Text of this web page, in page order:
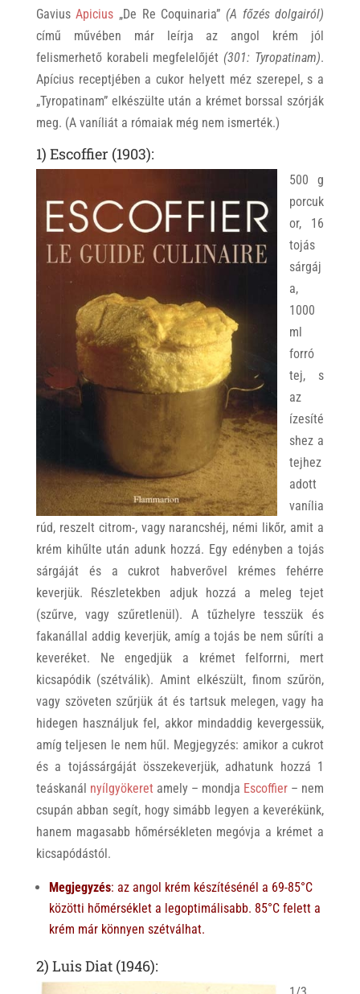
GaviusApicius „De Re Coquinaria” (A főzés dolgairól)
című művében már leírja az angol krém jól
felismerhető korabeli megfelelőjét (301: Tyropatinam).
Apícius receptjében a cukor helyett méz szerepel, s a
„Tyropatinam” elkészülte után a krémet borssal szórják
meg. (A vaníliát a rómaiak még nem ismerték.)
1) Escoffier (1903):
500 g
porcuk
or, 16
tojás
sárgáj
a,
1000
ml
forró
tej, s
az
ízesíté
shez a
tejhez
adott
vanília
rúd, reszelt citrom-, vagy narancshéj, némi likőr, amit a
krém kihűlte után adunk hozzá. Egy edényben a tojás
sárgáját és a cukrot habverővel krémes fehérre
keverjük. Részletekben adjuk hozzá a meleg tejet
(szűrve, vagy szűretlenül). A tűzhelyre tesszük és
fakanállal addig keverjük, amíg a tojás be nem sűríti a
keveréket. Ne engedjük a krémet felforrni, mert
kicsapódik (szétválik). Amint elkészült, finom szűrön,
vagy szöveten szűrjük át és tartsuk melegen, vagy ha
hidegen használjuk fel, akkor mindaddig kevergessük,
amíg teljesen le nem hűl. Megjegyzés: amikor a cukrot
és a tojássárgáját összekeverjük, adhatunk hozzá 1
teáskanál nyílgyökeret amely – mondja Escoffier – nem
csupán abban segít, hogy simább legyen a keverékünk,
hanem magasabb hőmérsékleten megóvja a krémet a
kicsapódástól.
Megjegyzés: az angol krém készítésénél a 69-85°C
közötti hőmérséklet a legoptimálisabb. 85°C felett a
krém már könnyen szétválhat.
2) Luis Diat (1946):